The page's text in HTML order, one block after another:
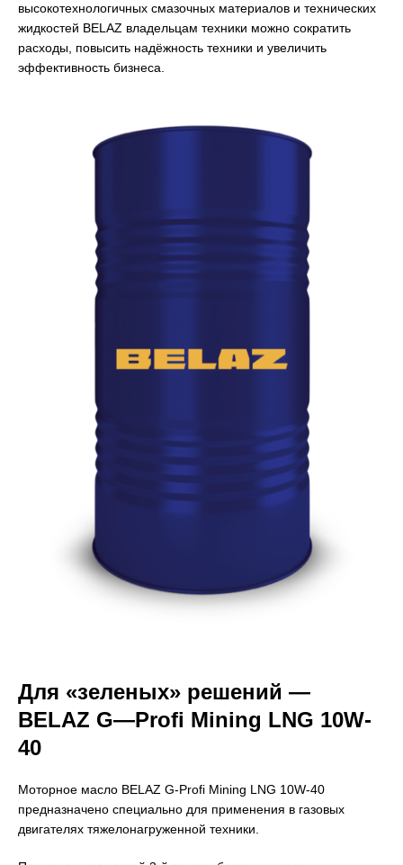
высокотехнологичных смазочных материалов и технических
жидкостей BELAZ владельцам техники можно сократить
расходы, повысить надёжность техники и увеличить
эффективность бизнеса.
Для «зеленых» решений —
BELAZ G—Profi Mining LNG 10W-
40
Моторное масло BELAZ G-Profi Mining LNG 10W-40
предназначено специально для применения в газовых
двигателях тяжелонагруженной техники.